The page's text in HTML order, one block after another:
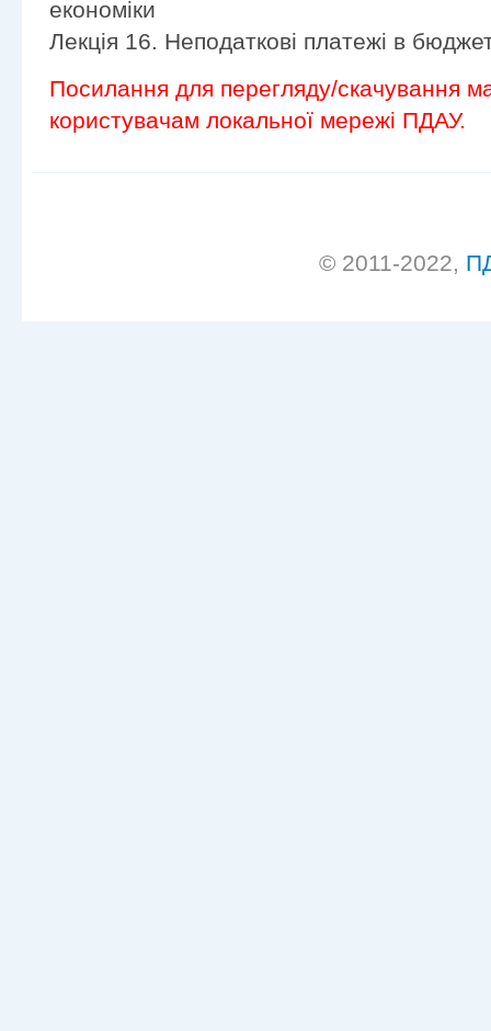
економіки
Лекція 16. Неподаткові платежі в
Посилання для перегляду/скачування
користувачам локальної мережі ПДАУ.
© 2011-2022,